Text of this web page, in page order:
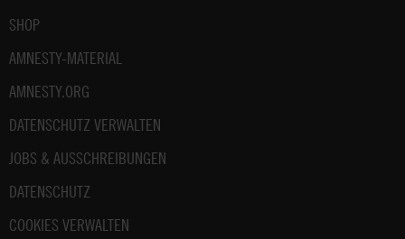
SHOP
AMNESTY-MATERIAL
AMNESTY.ORG
DATENSCHUTZ VERWALTEN
JOBS & AUSSCHREIBUNGEN
DATENSCHUTZ
COOKIES VERWALTEN